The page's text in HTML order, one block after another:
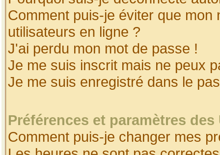
Comment puis-je éviter que
utilisateurs en ligne ?
J'ai perdu mon mot de passe !
Je me suis inscrit mais ne peux
Je me suis enregistré dans le
Préférences et paramètres
Comment puis-je changer mes